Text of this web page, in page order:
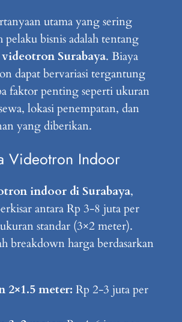
utama yang sering
pelaku bisnis adalah tentang
Surabaya. Biaya
dapat bervariasi tergantung
faktor penting seperti ukuran
lokasi penempatan, dan
yang diberikan.
Videotron Indoor
indoor di Surabaya,
antara Rp 3-8 juta per
standar (3×2 meter).
breakdown harga berdasarkan
2×1.5 meter: Rp 2-3 juta per